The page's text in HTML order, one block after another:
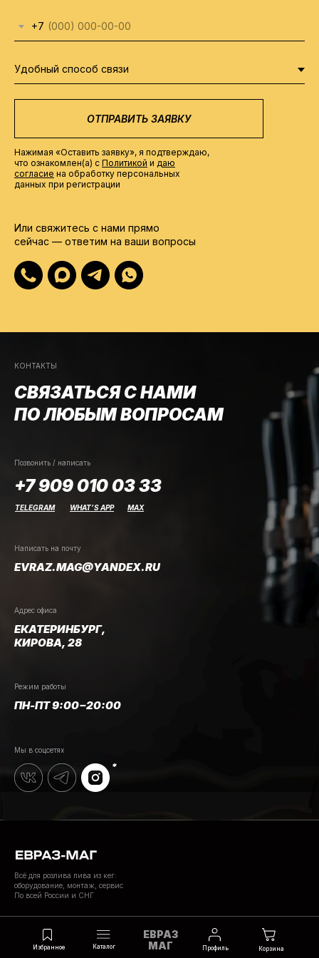
безопасной перевозки.
Все обращения рассматриваются
производителя.
зависит от конкретной модели и указан
в карточке товара.
мы поможем с диагностикой
Или свяжитесь с нами прямо
сейчас — ответим на ваши вопросы
Нажимая «Оставить заявку», я подтверждаю,
что ознакомлен(а) с Политикой и даю
согласие на обработку персональных
данных при регистрации
+7
ОТПРАВИТЬ ЗАЯВКУ
Избранное
Избранное Каталог
Каталог
ЕВРАЗ
МАГ
Главная
Профиль
Профиль
Корзина
Корзина
СВЯЗАТЬСЯ С НАМИ
ПО ЛЮБЫМ ВОПРОСАМ
КОНТАКТЫ
Мы в соцсетях
Режим работы
ПН-ПТ 9:00−20:00
+7 909 010 03 33
Позвонить / написать
WHAT’S APP MAX
TELEGRAM
Написать на почту
EVRAZ.MAG@YANDEX.RU
Адрес офиса
ЕКАТЕРИНБУРГ,
КИРОВА, 28
Всё для розлива пива из кег:
оборудование, монтаж, сервис
По всей России и СНГ
КАРТА САЙТА